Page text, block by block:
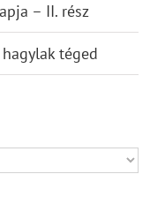
– II. rész
téged